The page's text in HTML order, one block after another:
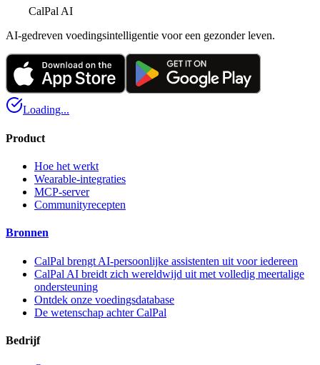
CalPal AI
AI-gedreven voedingsintelligentie voor een gezonder leven.
Loading...
Product
Hoe het werkt
Wearable-integraties
MCP-server
Communityrecepten
Bronnen
CalPal brengt AI-persoonlijke assistenten uit voor iedereen
CalPal AI breidt zich wereldwijd uit met volledig meertalige
ondersteuning
Ontdek onze voedingsdatabase
De wetenschap achter CalPal
Bedrijf